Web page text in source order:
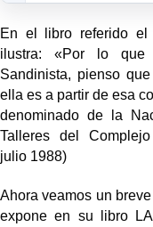
En el libro referido el
ilustra: «Por lo que
Sandinista, pienso
ella es a partir de esa
denominado de la
Talleres del
julio 1988)
Ahora veamos un
expone en su libro